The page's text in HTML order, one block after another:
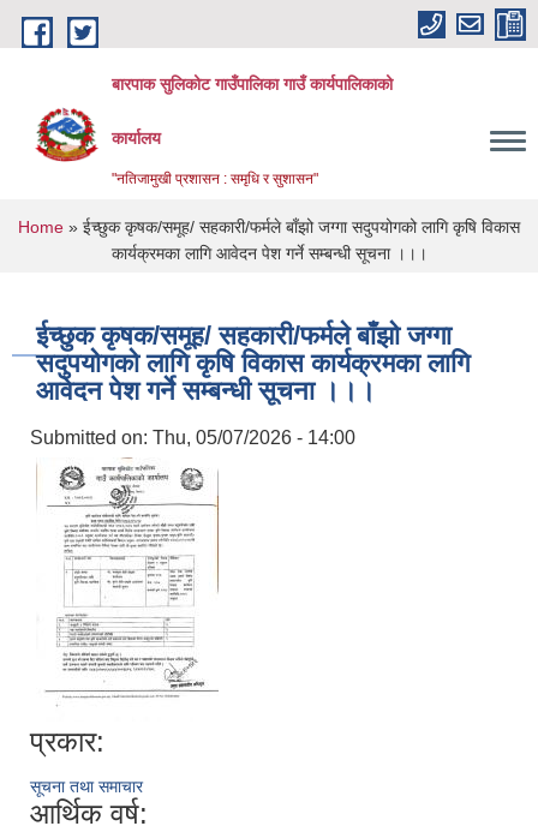
Skip to main content
बारपाक सुलिकोट गाउँपालिका गाउँ कार्यपालिकाको
कार्यालय
"नतिजामुखी प्रशासन : समृधि र सुशासन"
You are here
Home » ईच्छुक कृषक/समूह/ सहकारी/फर्मले बाँझो जग्गा सदुपयोगको लागि कृषि विकास
कार्यक्रमका लागि आवेदन पेश गर्ने सम्बन्धी सूचना ।।।
ईच्छुक कृषक/समूह/ सहकारी/फर्मले बाँझो जग्गा
सदुपयोगको लागि कृषि विकास कार्यक्रमका लागि
आवेदन पेश गर्ने सम्बन्धी सूचना ।।।
Submitted on: Thu, 05/07/2026 - 14:00
प्रकार:
सूचना तथा समाचार
आर्थिक वर्ष: